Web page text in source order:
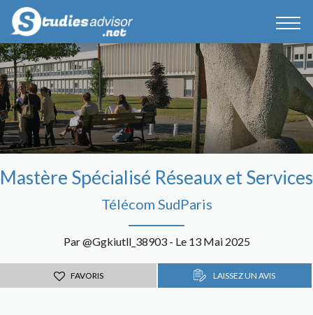
Mastère Spécialisé Réseaux et Services
Télécom SudParis
Par @Ggkiutll_38903 - Le 13 Mai 2025
FAVORIS LAISSEZ UN AVIS